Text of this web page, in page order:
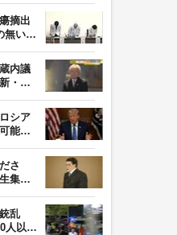
摘出
無い部
内議
・吉
シア
能
さ
集団
乱
人以上